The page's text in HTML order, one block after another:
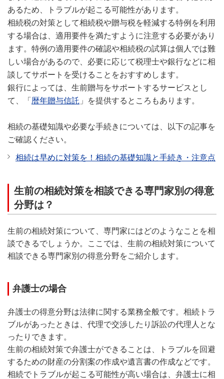
あるため、トラブルが起こる可能性があります。
相続税の対策として相続税や贈与税を軽減する特例を利用
する場合は、適用要件を満たすように注意する必要があり
ます。特例の適用要件の確認や相続税の試算は個人では難
しい場合があるので、必要に応じて税理士や銀行などに相
談してサポートを受けることをおすすめします。
銀行によっては、生前贈与をサポートするサービスとし
て、「 暦年贈与信託 」を提供するところもあります。
相続の基礎知識や必要な手続きについては、以下の記事を
ご確認ください。
相続は早めに対策を！相続の基礎知識と手続き・注意点
生前の相続対策を相談できる専門家別の得意
分野は？
生前の相続対策について、専門家にはどのようなことを相
談できるでしょうか。ここでは、生前の相続対策について
相談できる専門家別の得意分野をご紹介します。
弁護士の場合
弁護士の得意分野は法律に関する業務全般です。相続トラ
ブルがあったときは、代理で交渉したり訴訟の代理人とな
ったりできます。
生前の相続対策で弁護士ができることは、トラブルを回避
するための財産の分割案の作成や遺言書の作成などです。
相続でトラブルが起こる可能性が高い場合は、弁護士に相